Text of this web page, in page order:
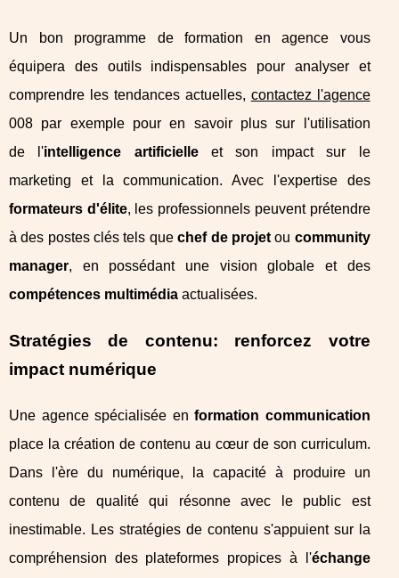
Un bon programme de formation en agence vous
équipera des outils indispensables pour analyser et
comprendre les tendances actuelles, contactez l'agence
008 par exemple pour en savoir plus sur l'utilisation
de l'intelligence artificielleet son impact sur le
marketing et la communication. Avec l'expertise des
formateurs d'élite, les professionnels peuvent prétendre
à des postes clés tels quechef de projetou community
manager, en possédant une vision globale et des
compétences multimédia actualisées.
Stratégies de contenu: renforcez votre
impact numérique
Une agence spécialisée enformation communication
place la création de contenu au cœur de son curriculum.
Dans l'ère du numérique, la capacité à produire un
contenu de qualité qui résonne avec le public est
inestimable. Les stratégies de contenu s'appuient sur la
compréhension des plateformes propices à l'échange